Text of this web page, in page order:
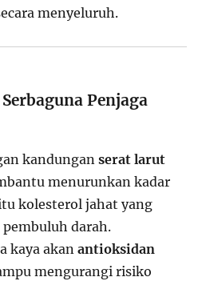
menyeluruh.
Penjaga
kandunganserat larut
menurunkan kadar
kolesterol jahat yang
darah.
kaya akanantioksidan
mengurangi risiko